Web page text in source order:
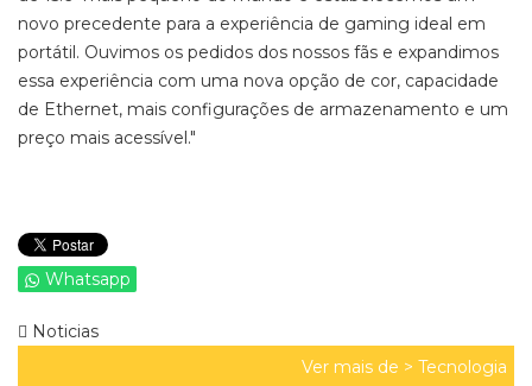
novo precedente para a experiência de gaming ideal em
portátil. Ouvimos os pedidos dos nossos fãs e expandimos
essa experiência com uma nova opção de cor, capacidade
de Ethernet, mais configurações de armazenamento e um
preço mais acessível."
Whatsapp
Noticias
Ver mais de > Tecnologia